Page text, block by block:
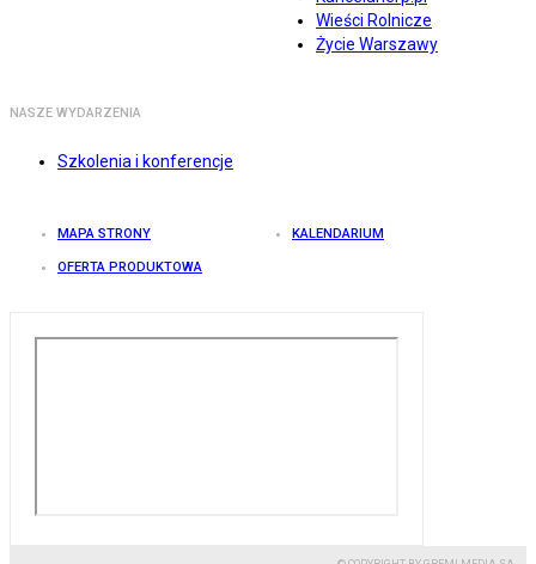
Wieści Rolnicze
Życie Warszawy
NASZE WYDARZENIA
Szkolenia i konferencje
MAPA STRONY KALENDARIUM
OFERTA PRODUKTOWA